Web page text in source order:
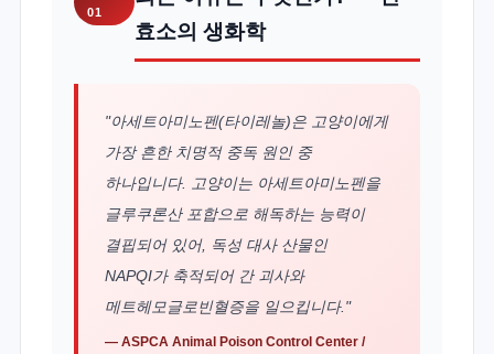
01
효소의 생화학
"아세트아미노펜(타이레놀)은 고양이에게
가장 흔한 치명적 중독 원인 중
하나입니다. 고양이는 아세트아미노펜을
글루쿠론산 포합으로 해독하는 능력이
결핍되어 있어, 독성 대사 산물인
NAPQI가 축적되어 간 괴사와
메트헤모글로빈혈증을 일으킵니다."
— ASPCA Animal Poison Control Center/